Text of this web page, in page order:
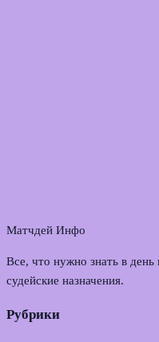
Матчдей Инфо
Все, что нужно знать в
судейские назначения.
Рубрики